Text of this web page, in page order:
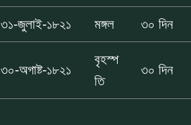
৩১-জুলাই-১৮২১ মঙ্গল ৩০ দিন
৩০-অগাষ্ট-১৮২১
বৃহস্প
তি
৩০ দিন